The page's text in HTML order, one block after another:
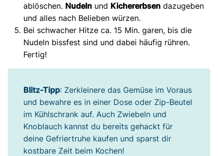
ablöschen. Nudeln und Kichererbsen dazugeben
und alles nach Belieben würzen.
Bei schwacher Hitze ca. 15 Min. garen, bis die
Nudeln bissfest sind und dabei häufig rühren.
Fertig!
Blitz-Tipp: Zerkleinere das Gemüse im Voraus
und bewahre es in einer Dose oder Zip-Beutel
im Kühlschrank auf. Auch Zwiebeln und
Knoblauch kannst du bereits gehackt für
deine Gefriertruhe kaufen und sparst dir
kostbare Zeit beim Kochen!